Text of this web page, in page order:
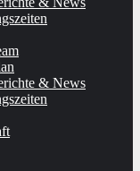
& News